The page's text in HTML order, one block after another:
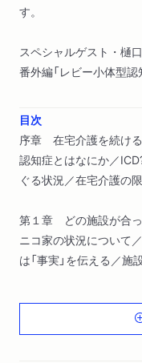
す。
スペシャルゲスト・樋口
番外編「レビー小体型
目次
序章 在宅介護を続け
認知症とはなにか／
ぐる状況／在宅介護の
第１章 どの施設が合っ
ニコ家の状況について
は「事実」を伝える／施
第２章 どの施設が合っ
施設とすまい／介護老
プホーム（認知症対応